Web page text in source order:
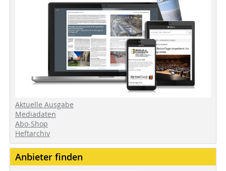
Aktuelle Ausgabe
Mediadaten
Abo-Shop
Heftarchiv
Anbieter finden